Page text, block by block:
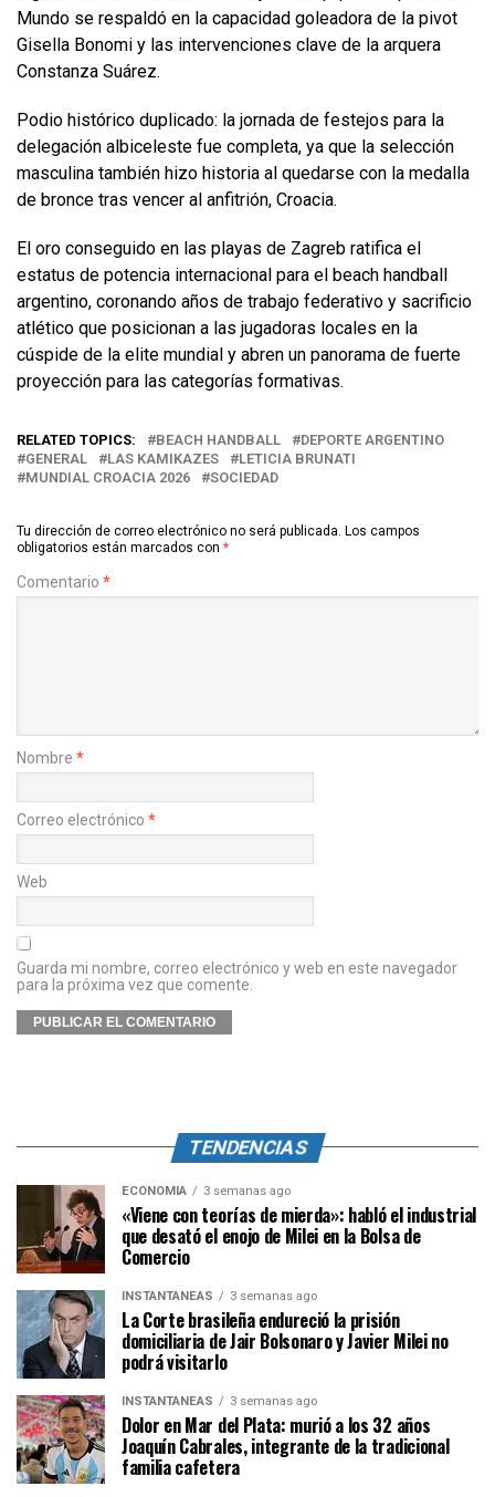
Mundo se respaldó en la capacidad goleadora de la pivot
Gisella Bonomi y las intervenciones clave de la arquera
Constanza Suárez.
Podio histórico duplicado: la jornada de festejos para la
delegación albiceleste fue completa, ya que la selección
masculina también hizo historia al quedarse con la medalla
de bronce tras vencer al anfitrión, Croacia.
El oro conseguido en las playas de Zagreb ratifica el
estatus de potencia internacional para el beach handball
argentino, coronando años de trabajo federativo y sacrificio
atlético que posicionan a las jugadoras locales en la
cúspide de la elite mundial y abren un panorama de fuerte
proyección para las categorías formativas.
RELATED TOPICS: BEACH HANDBALL
DEPORTE ARGENTINO
GENERAL
LAS KAMIKAZES
LETICIA BRUNATI
MUNDIAL CROACIA 2026
SOCIEDAD
Tu dirección de correo electrónico no será publicada. Los campos
obligatorios están marcados con *
Comentario *
Nombre *
Correo electrónico *
Web
Guarda mi nombre, correo electrónico y web en este navegador
para la próxima vez que comente.
TENDENCIAS
ECONOMÍA 3 semanas ago
«Viene con teorías de mierda»: habló el industrial
que desató el enojo de Milei en la Bolsa de
Comercio
INSTANTÁNEAS 3 semanas ago
La Corte brasileña endureció la prisión
domiciliaria de Jair Bolsonaro y Javier Milei no
podrá visitarlo
INSTANTÁNEAS 3 semanas ago
Dolor en Mar del Plata: murió a los 32 años
Joaquín Cabrales, integrante de la tradicional
familia cafetera